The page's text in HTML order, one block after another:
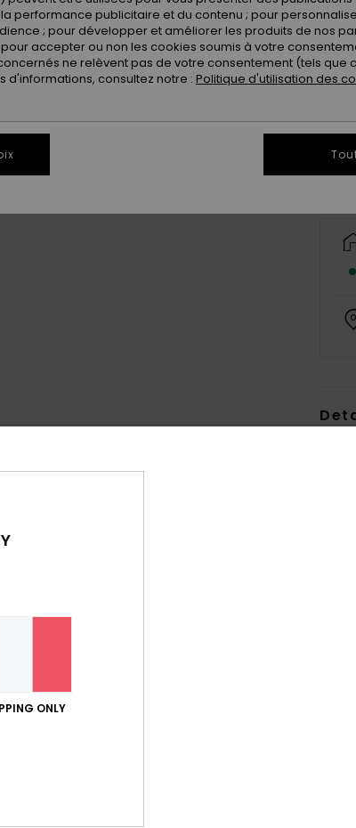
Il
ONLY
performance publicitaire et du contenu ; pour
; pour développer et améliorer les produits de nos
accepter ou non les cookies soumis à votre
ne relèvent pas de votre consentement (tels que
d'informations, consultez notre : Politique d'utilisation des